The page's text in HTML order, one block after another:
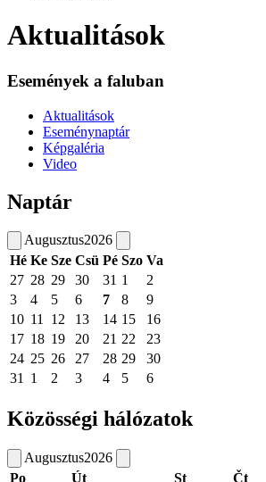
Aktualitások
Események a faluban
Aktualitások
Eseménynaptár
Képgaléria
Video
Naptár
Augusztus2026
Hé Ke Sze Csü Pé Szo Va
27 28 29 30 31 1
2
3
4 5 6 7 8
9
10 11 12 13 14 15
16
17 18 19 20 21 22
23
24 25 26 27 28 29
30
31 1 2 3 4 5 6
Közösségi hálózatok
Augusztus2026
Po
Út St Čt